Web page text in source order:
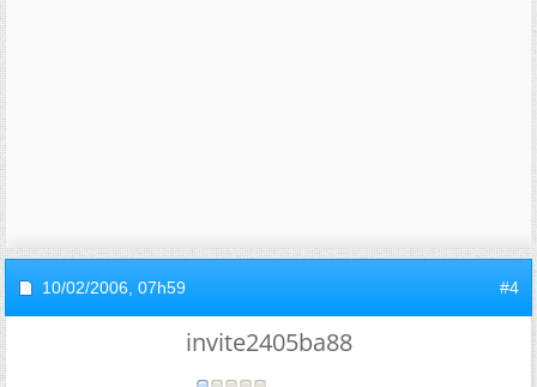
10/02/2006, 07h59 #4
invite2405ba88